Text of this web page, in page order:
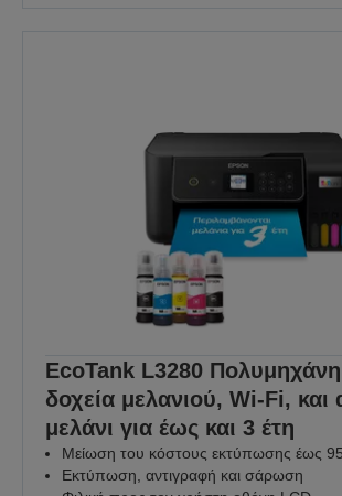
EcoTank L3280
δοχεία μελανιού, Wi-Fi, και
μελάνι για έως και 3 έτη
Μείωση του κόστους εκτύπωσης έως
Εκτύπωση, αντιγραφή και σάρωση